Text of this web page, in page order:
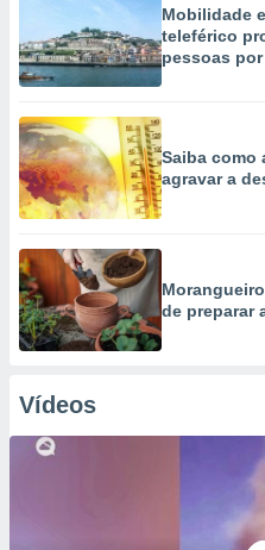
Mobilidade
teleférico
pessoas
Saiba como
agravar a
de preparar
Vídeos